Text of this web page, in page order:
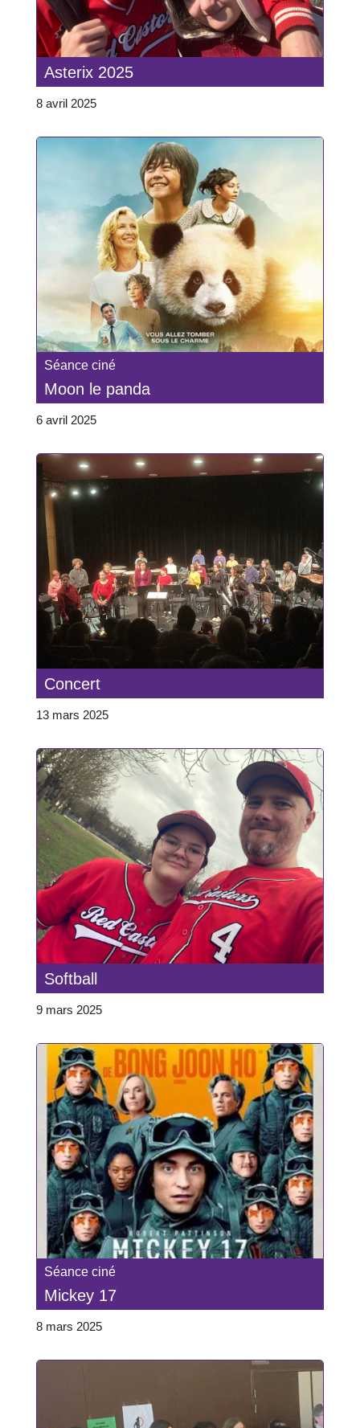
Asterix 2025
8 avril 2025
Séance ciné
Moon le panda
6 avril 2025
Concert
13 mars 2025
Softball
9 mars 2025
Séance ciné
Mickey 17
8 mars 2025